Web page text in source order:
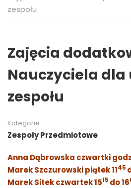
zespołu
Zajęcia
Nauczyciela dla
zespołu
Kategorie
Zespoły Przedmiotowe
Anna Dąbrowska czwartki
Marek Szczurowski piątek 1145
Marek Sitek czwartek 1515 do 16